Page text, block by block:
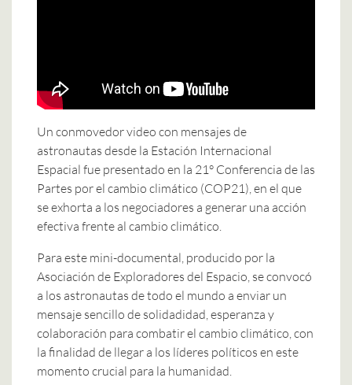
Un conmovedor video con mensajes de
astronautas desde la Estación Internacional
Espacial fue presentado en la 21° Conferencia de las
Partes por el cambio climático (COP21), en el que
se exhorta a los negociadores a generar una acción
efectiva frente al cambio climático.
Para este mini-documental, producido por la
Asociación de Exploradores del Espacio, se convocó
a los astronautas de todo el mundo a enviar un
mensaje sencillo de solidadidad, esperanza y
colaboración para combatir el cambio climático, con
la finalidad de llegar a los líderes políticos en este
momento crucial para la humanidad.